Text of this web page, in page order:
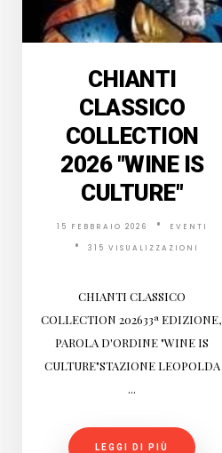
CHIANTI
CLASSICO
COLLECTION
2026 "WINE IS
CULTURE"
15 FEBBRAIO 2026 EVENTI
315 VISUALIZZAZIONI
CHIANTI CLASSICO
COLLECTION 202633ª EDIZIONE,
PAROLA D'ORDINE "WINE IS
CULTURE"STAZIONE LEOPOLDA
...
LEGGI DI PIÙ